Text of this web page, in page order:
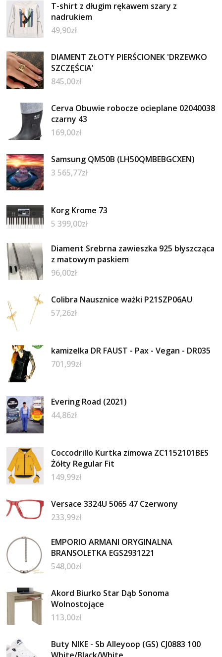
T-shirt z długim rękawem szary z
nadrukiem
49,90zł
DIAMENT ZŁOTY PIERŚCIONEK 'DRZEWKO
SZCZĘŚCIA'
845,00zł
Cerva Obuwie robocze ocieplane 02040038
czarny 43
169,00zł
Samsung QM50B (LH50QMBEBGCXEN)
3 565,77zł
Korg Krome 73
5 399,00zł
Diament Srebrna zawieszka 925 błyszcząca
z matowym paskiem
96,00zł
Colibra Nausznice ważki P21SZP06AU
57,26zł
kamizelka DR FAUST - Pax - Vegan - DR035
701,99zł
Evering Road (2021)
44,86zł
Coccodrillo Kurtka zimowa ZC1152101BES
Żółty Regular Fit
149,99zł
Versace 3324U 5065 47 Czerwony
233,99zł
EMPORIO ARMANI ORYGINALNA
BRANSOLETKA EGS2931221
548,00zł
Akord Biurko Star Dąb Sonoma
Wolnostojące
113,00zł
Buty NIKE - Sb Alleyoop (GS) CJ0883 100